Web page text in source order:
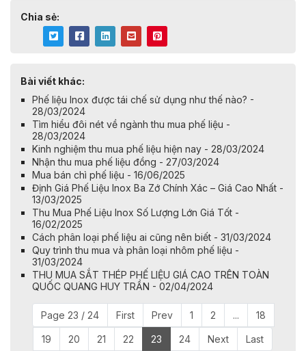
Chia sẻ:
Bài viết khác:
Phế liệu Inox được tái chế sử dụng như thế nào? -
28/03/2024
Tìm hiểu đôi nét về ngành thu mua phế liệu -
28/03/2024
Kinh nghiệm thu mua phế liệu hiện nay - 28/03/2024
Nhận thu mua phế liệu đồng - 27/03/2024
Mua bán chì phế liệu - 16/06/2025
Định Giá Phế Liệu Inox Ba Zớ Chính Xác – Giá Cao Nhất -
13/03/2025
Thu Mua Phế Liệu Inox Số Lượng Lớn Giá Tốt -
16/02/2025
Cách phân loại phế liệu ai cũng nên biết - 31/03/2024
Quy trình thu mua và phân loại nhôm phế liệu -
31/03/2024
THU MUA SẮT THÉP PHẾ LIỆU GIÁ CAO TRÊN TOÀN
QUỐC QUANG HUY TRẦN - 02/04/2024
Page 23 / 24 First Prev 1 2 ... 18
19 20 21 22 23 24 Next Last